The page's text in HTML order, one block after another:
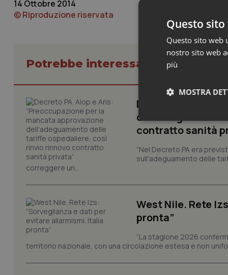
14 Ottobre 2014
© Riproduzione riservata
Potrebbe interessarti in Lavoro e
Decreto PA. Aiop
contratto sanità
“Nel Decreto PA era
sull'adeguamento delle
correggere un...
West Nile. Rete
pronta”
“La stagione 2026
territorio nazionale, con una circolazione estesa e non
Questo
Questo sito web
nostro sito web
più
MOSTRA
I cookie necessari
Nome